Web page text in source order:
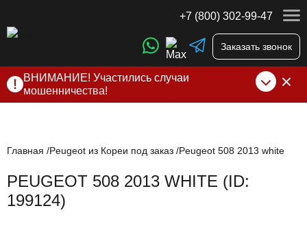
+7 (800) 302-99-47
Заказать звонок
ВНИМАНИЕ! Участились случаи
мошенничества!
нами по официальнымконтактам, указанным в соц сетях
Главная Peugeot из Кореи под заказ Peugeot 508 2013 white
PEUGEOT 508 2013 WHITE (ID:
199124)